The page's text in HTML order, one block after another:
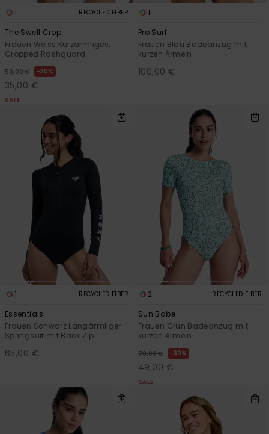
1 RECYCLED FIBER
The Swell Crop
Frauen Weiss Kurzärmliges,
Cropped Rashguard
50,00 € 30%
35,00 €
SALE
1
Pro Surf
Frauen Blau Badeanzug mit
kurzen Ärmeln
100,00 €
1 RECYCLED FIBER
Essentials
Frauen Schwarz Langärmliger
Springsuit mit Back Zip
65,00 €
2 RECYCLED FIBER
Sun Babe
Frauen Grün Badeanzug mit
kurzen Ärmeln
70,00 € 30%
49,00 €
SALE